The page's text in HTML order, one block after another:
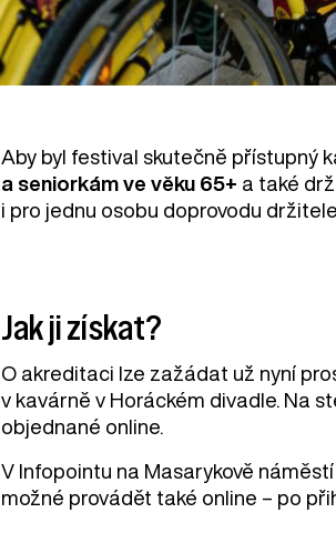
Aby byl festival skutečně přístupný
a seniorkám ve věku 65+ a také
i pro jednu osobu doprovodu
Jak ji získat?
O akreditaci lze zažádat už nyní
v kavárně v Horáckém divadle. Na
objednané online.
V Infopointu na Masarykově
možné provádět také online – po